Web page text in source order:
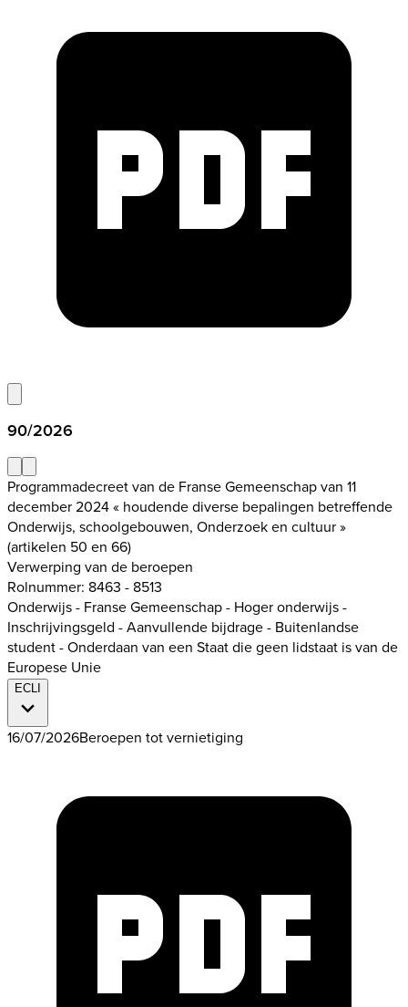
90/2026
Programmadecreet van de Franse Gemeenschap van 11
december 2024 « houdende diverse bepalingen betreffende
Onderwijs, schoolgebouwen, Onderzoek en cultuur »
(artikelen 50 en 66)
Verwerping van de beroepen
Rolnummer: 8463 - 8513
Onderwijs - Franse Gemeenschap - Hoger onderwijs -
Inschrijvingsgeld - Aanvullende bijdrage - Buitenlandse
student - Onderdaan van een Staat die geen lidstaat is van de
Europese Unie
ECLI
16/07/2026Beroepen tot vernietiging